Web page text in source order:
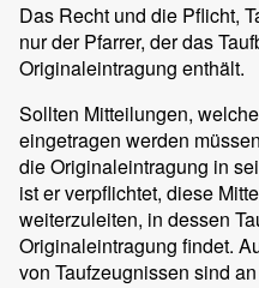
Das Recht und die Pflicht,
nur der Pfarrer, der das
Originaleintragung enthält.
Sollten Mitteilungen,
eingetragen werden
die Originaleintragung in
ist er verpflichtet, diese
weiterzuleiten, in dessen
Originaleintragung findet.
von Taufzeugnissen sind